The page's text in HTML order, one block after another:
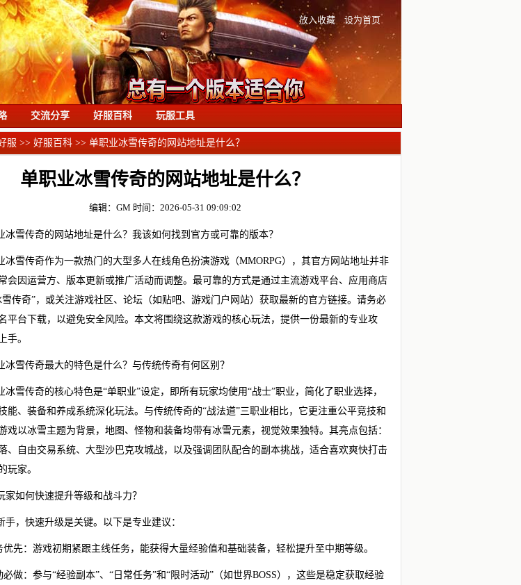
放入收藏 设为首页
交流分享 好服百科 玩服工具
服 >> 好服百科 >> 单职业冰雪传奇的网站地址是什么？
单职业冰雪传奇的网站地址是什么？
编辑：GM 时间：2026-05-31 09:09:02
冰雪传奇的网站地址是什么？我该如何找到官方或可靠的版本？
冰雪传奇作为一款热门的大型多人在线角色扮演游戏（MMORPG），其官方网站地址并非
会因运营方、版本更新或推广活动而调整。最可靠的方式是通过主流游戏平台、应用商店
传奇”，或关注游戏社区、论坛（如贴吧、游戏门户网站）获取最新的官方链接。请务必
平台下载，以避免安全风险。本文将围绕这款游戏的核心玩法，提供一份最新的专业攻
手。
冰雪传奇最大的特色是什么？与传统传奇有何区别？
冰雪传奇的核心特色是“单职业”设定，即所有玩家均使用“战士”职业，简化了职业选择，
能、装备和养成系统深化玩法。与传统传奇的“战法道”三职业相比，它更注重公平竞技和
戏以冰雪主题为背景，地图、怪物和装备均带有冰雪元素，视觉效果独特。其亮点包括：
、自由交易系统、大型沙巴克攻城战，以及强调团队配合的副本挑战，适合喜欢爽快打击
玩家。
家如何快速提升等级和战斗力？
手，快速升级是关键。以下是专业建议：
优先：游戏初期紧跟主线任务，能获得大量经验值和基础装备，轻松提升至中期等级。
必做：参与“经验副本”、“日常任务”和“限时活动”（如世界BOSS），这些是稳定获取经验